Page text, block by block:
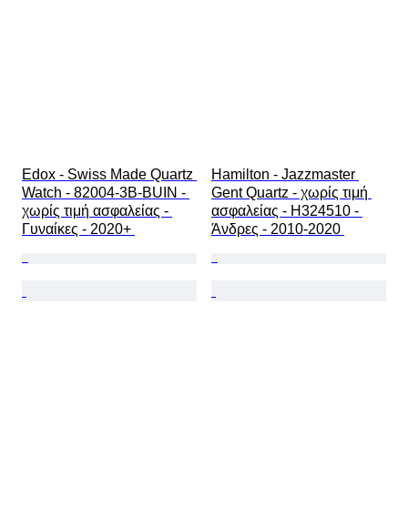
Edox - Swiss Made Quartz
Watch - 82004-3B-BUIN -
χωρίς τιμή ασφαλείας -
Γυναίκες - 2020+
Hamilton - Jazzmaster
Gent Quartz - χωρίς τιμή
ασφαλείας - H324510 -
Άνδρες - 2010-2020